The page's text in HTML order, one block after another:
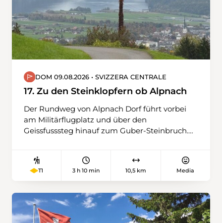
DOM 09.08.2026 • SVIZZERA CENTRALE
17. Zu den Steinklopfern ob Alpnach
Der Rundweg von Alpnach Dorf führt vorbei
am Militärflugplatz und über den
Geissfusssteg hinauf zum Guber-Steinbruch.
schon von Weitem hörbar ist. Viele
Pflastersteine in Schweizer Altstädten
Guberweid Grillplatz rasten und das
Mittagessen einnehmen. Auf dem Rückweg
erinnert der Sentiero dei Cavatori an die
T1 3 h 10 min 10,5 km Media